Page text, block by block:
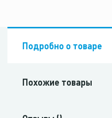
Подробно о товаре
Похожие товары